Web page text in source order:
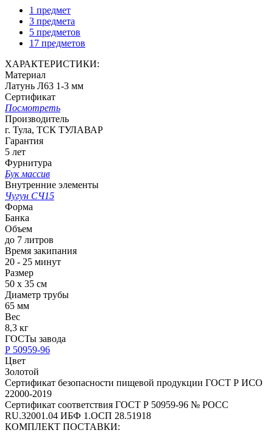
1 предмет
3 предмета
5 предметов
17 предметов
ХАРАКТЕРИСТИКИ:
Материал
Латунь Л63 1-3 мм
Сертификат
Посмотреть
Производитель
г. Тула, ТСК ТУЛАВАР
Гарантия
5 лет
Фурнитура
Бук массив
Внутренние элементы
Чугун СЧ15
Форма
Банка
Объем
до 7 литров
Время закипания
20 - 25 минут
Размер
50 х 35 см
Диаметр трубы
65 мм
Вес
8,3 кг
ГОСТы завода
Р 50959-96
Цвет
Золотой
Сертификат безопасности пищевой продукции ГОСТ Р ИСО
22000-2019
Сертификат соответствия ГОСТ Р 50959-96 № РОСС
RU.32001.04 ИБФ 1.ОСП 28.51918
КОМПЛЕКТ ПОСТАВКИ: